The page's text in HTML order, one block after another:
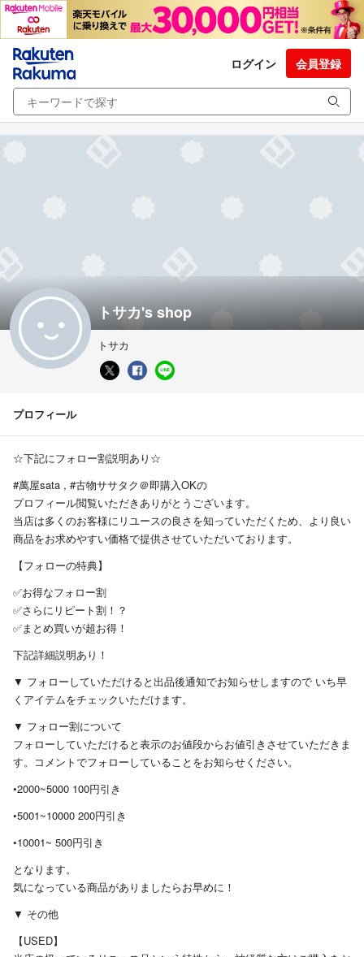
ログイン 会員登録
トサカ's shop
トサカ
プロフィール
☆下記にフォロー割説明あり☆
#萬屋sata , #古物ササタク＠即購入OKの
プロフィール閲覧いただきありがとうございます。
当店は多くのお客様にリユースの良さを知っていただくため、より良い
商品をお求めやすい価格で提供させていただいております。
【フォローの特典】
✅お得なフォロー割
✅さらにリピート割！？
✅まとめ買いが超お得！
下記詳細説明あり！
▼ フォローしていただけると出品後通知でお知らせしますので いち早
くアイテムをチェックいただけます。
▼ フォロー割について
フォローしていただけると表示のお値段からお値引きさせていただきま
す。コメントでフォローしていることをお知らせください。
•2000~5000 100円引き
•5001~10000 200円引き
•10001~ 500円引き
となります。
気になっている商品がありましたらお早めに！
▼ その他
【USED】